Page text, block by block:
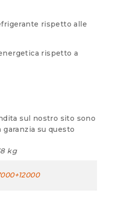
rispetto alle
rispetto a
sul nostro sito sono
su questo
kg